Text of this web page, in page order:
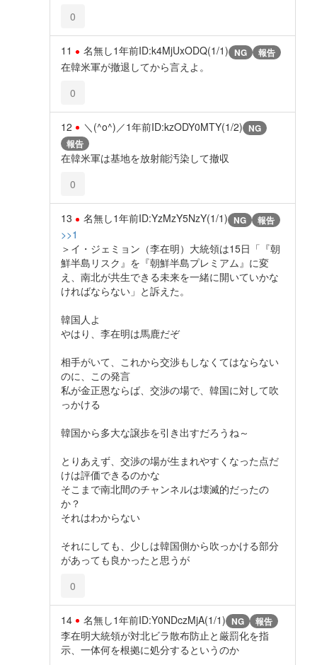
0
11 名無し1年前ID:k4MjUxODQ(1/1) NG 報告
在韓米軍が撤退してから言えよ。
0
12 ＼(^o^)／1年前ID:kzODY0MTY(1/2) NG
報告
在韓米軍は基地を放射能汚染して撤収
0
13 名無し1年前ID:YzMzY5NzY(1/1) NG 報告
>>1
＞イ・ジェミョン（李在明）大統領は15日「『朝
鮮半島リスク』を『朝鮮半島プレミアム』に変
え、南北が共生できる未来を一緒に開いていかな
ければならない」と訴えた。
韓国人よ
やはり、李在明は馬鹿だぞ
相手がいて、これから交渉もしなくてはならない
のに、この発言
私が金正恩ならば、交渉の場で、韓国に対して吹
っかける
韓国から多大な譲歩を引き出すだろうね～
とりあえず、交渉の場が生まれやすくなった点だ
けは評価できるのかな
そこまで南北間のチャンネルは壊滅的だったの
か？
それはわからない
それにしても、少しは韓国側から吹っかける部分
があっても良かったと思うが
0
14 名無し1年前ID:Y0NDczMjA(1/1) NG 報告
李在明大統領が対北ビラ散布防止と厳罰化を指
示、一体何を根拠に処分するというのか